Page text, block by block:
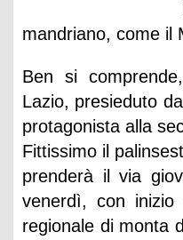
mandriano, come il
Ben si
Lazio, presieduto
protagonista alla
Fittissimo il
prenderà il via
venerdì, con inizio
regionale di monta